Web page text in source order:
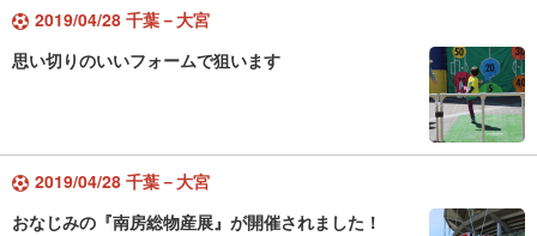
2019/04/28 千葉－大宮
思い切りのいいフォームで狙います
2019/04/28 千葉－大宮
おなじみの『南房総物産展』が開催されました！